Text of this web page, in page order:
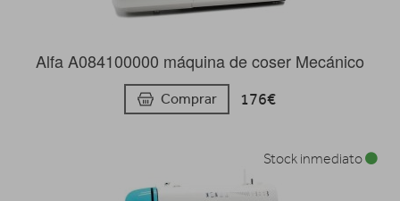
Alfa A084100000 máquina de coser Mecánico
Comprar 176€
Stock inmediato